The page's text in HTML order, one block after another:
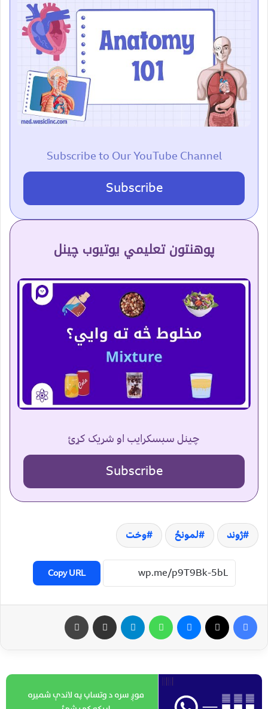
Subscribe to Our YouTube Channel
Subscribe
پوهنتون تعلیمي یوتیوب چینل
چینل سبسکرایب او شریک کړئ
Subscribe
ژوند لمونځ وخت
Copy URL